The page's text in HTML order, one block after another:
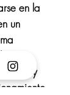
en la
un
bar y